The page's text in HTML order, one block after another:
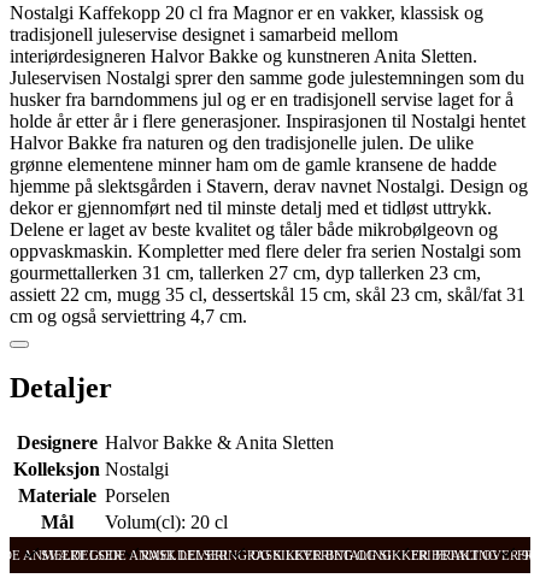
Nostalgi Kaffekopp 20 cl fra Magnor er en vakker, klassisk og
tradisjonell juleservise designet i samarbeid mellom
interiørdesigneren Halvor Bakke og kunstneren Anita Sletten.
Juleservisen Nostalgi sprer den samme gode julestemningen som du
husker fra barndommens jul og er en tradisjonell servise laget for å
holde år etter år i flere generasjoner. Inspirasjonen til Nostalgi hentet
Halvor Bakke fra naturen og den tradisjonelle julen. De ulike
grønne elementene minner ham om de gamle kransene de hadde
hjemme på slektsgården i Stavern, derav navnet Nostalgi. Design og
dekor er gjennomført ned til minste detalj med et tidløst uttrykk.
Delene er laget av beste kvalitet og tåler både mikrobølgeovn og
oppvaskmaskin. Kompletter med flere deler fra serien Nostalgi som
gourmettallerken 31 cm, tallerken 27 cm, dyp tallerken 23 cm,
assiett 22 cm, mugg 35 cl, dessertskål 15 cm, skål 23 cm, skål/fat 31
cm og også serviettring 4,7 cm.
Detaljer
Designere Halvor Bakke & Anita Sletten
Kolleksjon Nostalgi
Materiale Porselen
Mål
Volum(cl): 20 cl
ANMELDELSER RASK LEVERING OG SIKKER BETALING FRI FRAKT OVER
SVÆRT GODE ANMELDELSER RASK LEVERING OG SIKKER BETALING